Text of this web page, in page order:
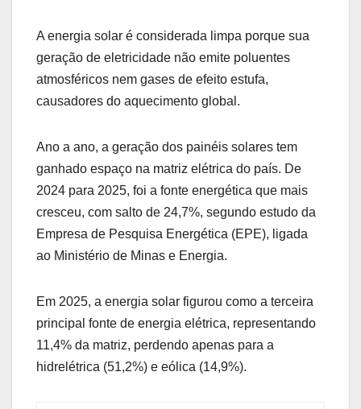
A energia solar é considerada limpa porque sua
geração de eletricidade não emite poluentes
atmosféricos nem gases de efeito estufa,
causadores do aquecimento global.
Ano a ano, a geração dos painéis solares tem
ganhado espaço na matriz elétrica do país. De
2024 para 2025, foi a fonte energética que mais
cresceu, com salto de 24,7%, segundo estudo da
Empresa de Pesquisa Energética (EPE), ligada
ao Ministério de Minas e Energia.
Em 2025, a energia solar figurou como a terceira
principal fonte de energia elétrica, representando
11,4% da matriz, perdendo apenas para a
hidrelétrica (51,2%) e eólica (14,9%).